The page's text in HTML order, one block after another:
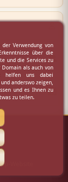
Website
Verwendung von
über die
und die Services zu
Domain als auch von
helfen uns dabei
anderswo zeigen,
und es Ihnen zu
zu teilen.